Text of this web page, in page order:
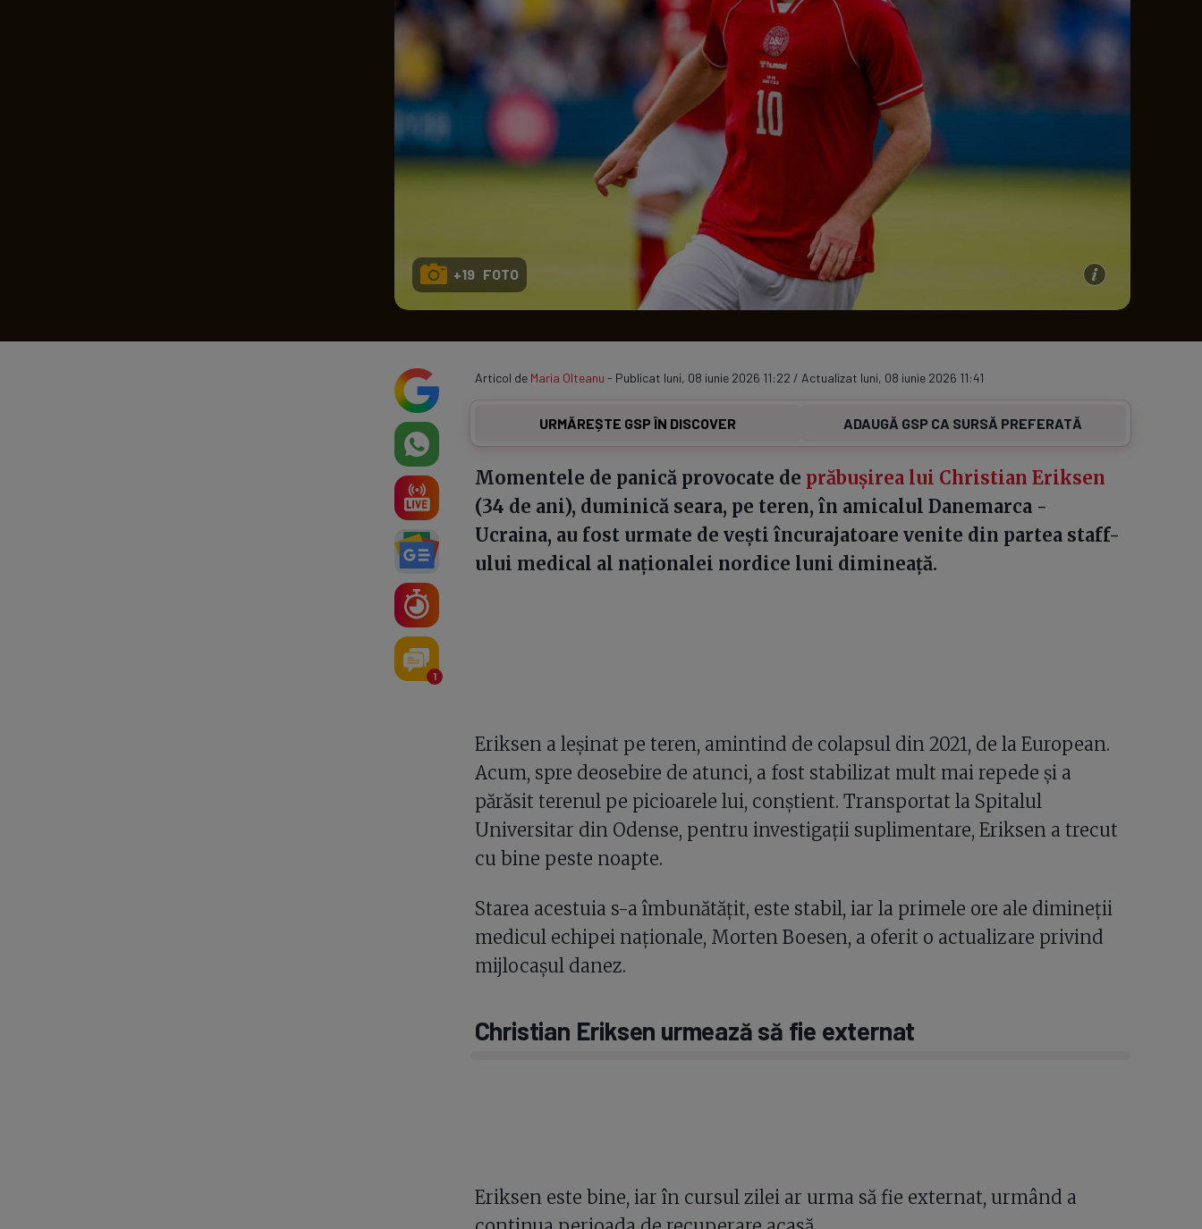
Serie A
Echipe Meciuri Clasament
Program TV
+19 FOTO
1
Articol de Maria Olteanu - Publicat luni, 08 iunie 2026 11:22 / Actualizat luni, 08 iunie 2026 11:41
URMĂREȘTE GSP ÎN DISCOVER ADAUGĂ GSP CA SURSĂ PREFERATĂ
Momentele de panică provocate de prăbușirea lui Christian Eriksen
(34 de ani), duminică seara, pe teren, în amicalul Danemarca -
Ucraina, au fost urmate de vești încurajatoare venite din partea staff-
ului medical al naționalei nordice luni dimineață.
Eriksen a leșinat pe teren, amintind de colapsul din 2021, de la European.
Acum, spre deosebire de atunci, a fost stabilizat mult mai repede și a
părăsit terenul pe picioarele lui, conștient. Transportat la Spitalul
Universitar din Odense, pentru investigații suplimentare, Eriksen a trecut
cu bine peste noapte.
Starea acestuia s-a îmbunătățit, este stabil, iar la primele ore ale dimineții
medicul echipei naționale, Morten Boesen, a oferit o actualizare privind
mijlocașul danez.
Christian Eriksen urmează să fie externat
Eriksen este bine, iar în cursul zilei ar urma să fie externat, urmând a